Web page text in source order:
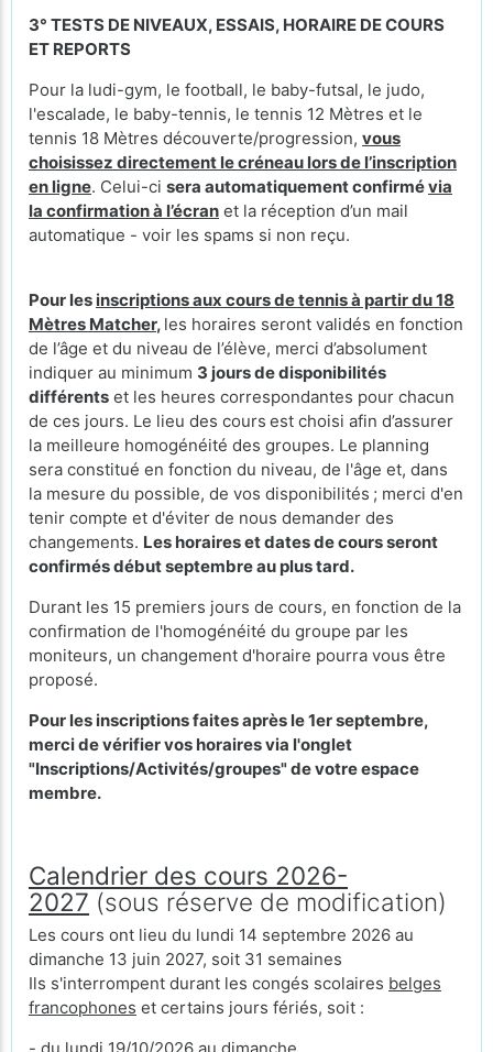
3° TESTS DE NIVEAUX, ESSAIS, HORAIRE DE COURS
ET REPORTS
Pour la ludi-gym, le football, le baby-futsal, le judo,
l'escalade, le baby-tennis, le tennis 12 Mètres et le
tennis 18 Mètres découverte/progression, vous
choisissez directement le créneau lors de l’inscription
en ligne. Celui-ci sera automatiquement confirmévia
la confirmation à l’écran et la réception d’un mail
automatique - voir les spams si non reçu.
Pour les inscriptions aux cours de tennis à partir du 18
Mètres Matcher, les horaires seront validés en fonction
de l’âge et du niveau de l’élève, merci d’absolument
indiquer au minimum 3 jours de disponibilités
différents et les heures correspondantes pour chacun
de ces jours. Le lieu des cours est choisi afin d’assurer
la meilleure homogénéité des groupes. Le planning
sera constitué en fonction du niveau, de l'âge et, dans
la mesure du possible, de vos disponibilités ; merci d'en
tenir compte et d'éviter de nous demander des
changements. Les horaires et dates de cours seront
confirmés début septembre au plus tard.
Durant les 15 premiers jours de cours, en fonction de la
confirmation de l'homogénéité du groupe par les
moniteurs, un changement d'horaire pourra vous être
proposé.
Pour les inscriptions faites après le 1er septembre,
merci de vérifier vos horaires via l'onglet
"Inscriptions/Activités/groupes" de votre espace
membre.
Calendrier des cours 2026-
2027 (sous réserve de modification)
Les cours ont lieu du lundi 14 septembre 2026 au
dimanche 13 juin 2027, soit 31 semaines
Ils s'interrompent durant les congés scolaires belges
francophones et certains jours fériés, soit :